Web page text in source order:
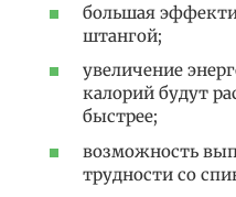
большая
штангой;
увеличение
калорий будут
быстрее;
возможность
трудности со